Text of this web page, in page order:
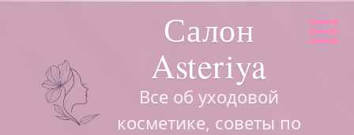
Салон
Asteriya
Все об уходовой
косметике, советы по